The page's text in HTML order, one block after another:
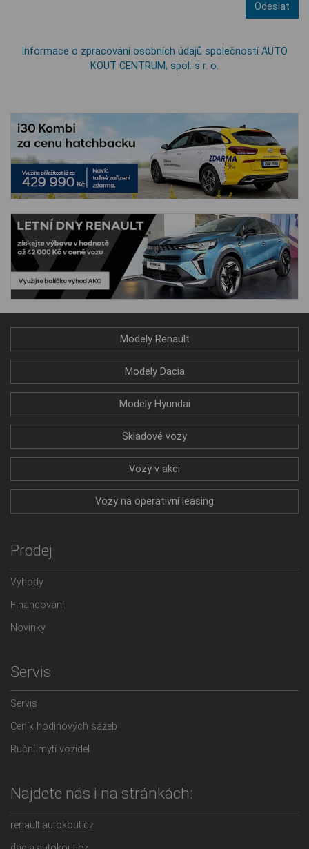
Odeslat
Informace o zpracování osobních údajů společností AUTO
KOUT CENTRUM, spol. s r. o.
Modely Renault
Modely Dacia
Modely Hyundai
Skladové vozy
Vozy v akci
Vozy na operativní leasing
Prodej
Výhody
Financování
Novinky
Servis
Servis
Ceník hodinových sazeb
Ruční mytí vozidel
Najdete nás i na stránkách:
renault.autokout.cz